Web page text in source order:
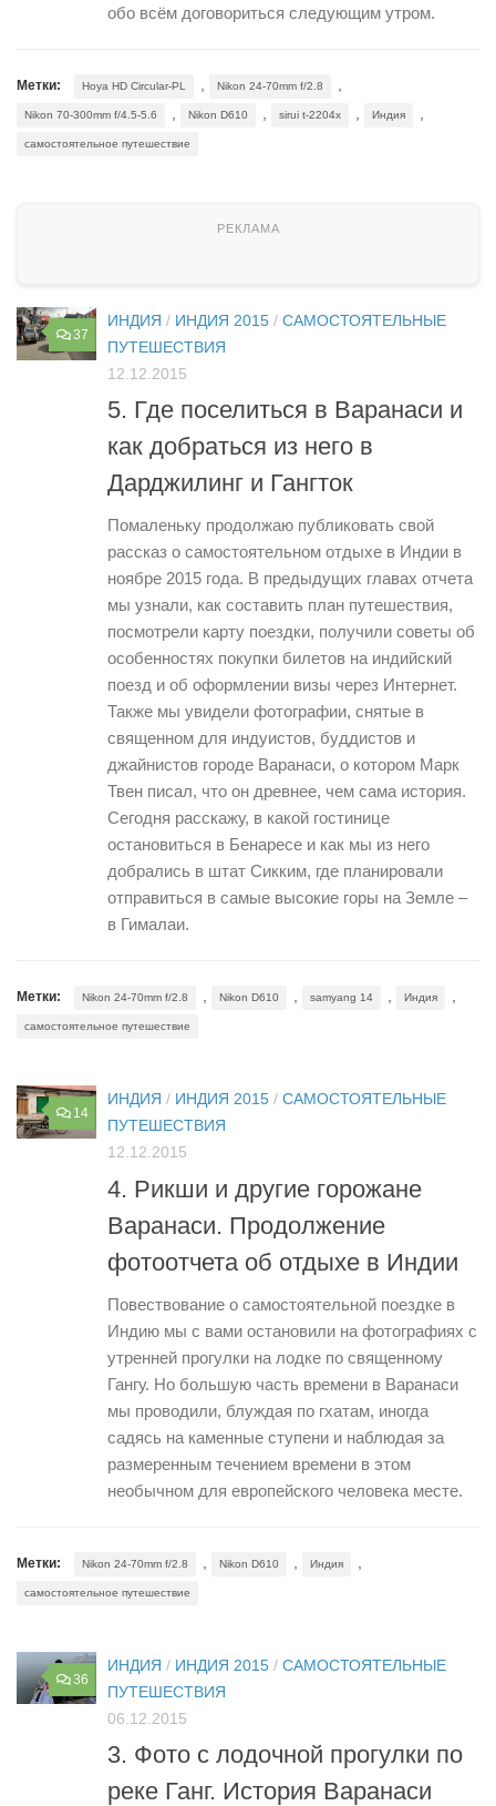
обо всём договориться следующим утром.
Метки: Hoya HD Circular-PL , Nikon 24-70mm f/2.8 ,
Nikon 70-300mm f/4.5-5.6 , Nikon D610 , sirui t-2204x , Индия ,
самостоятельное путешествие
37
ИНДИЯ / ИНДИЯ 2015 / САМОСТОЯТЕЛЬНЫЕ
ПУТЕШЕСТВИЯ
12.12.2015
5. Где поселиться в Варанаси и
как добраться из него в
Дарджилинг и Гангток
Помаленьку продолжаю публиковать свой
рассказ о самостоятельном отдыхе в Индии в
ноябре 2015 года. В предыдущих главах отчета
мы узнали, как составить план путешествия,
посмотрели карту поездки, получили советы об
особенностях покупки билетов на индийский
поезд и об оформлении визы через Интернет.
Также мы увидели фотографии, снятые в
священном для индуистов, буддистов и
джайнистов городе Варанаси, о котором Марк
Твен писал, что он древнее, чем сама история.
Сегодня расскажу, в какой гостинице
остановиться в Бенаресе и как мы из него
добрались в штат Сикким, где планировали
отправиться в самые высокие горы на Земле –
в Гималаи.
Метки: Nikon 24-70mm f/2.8 , Nikon D610 , samyang 14 , Индия ,
самостоятельное путешествие
14
ИНДИЯ / ИНДИЯ 2015 / САМОСТОЯТЕЛЬНЫЕ
ПУТЕШЕСТВИЯ
12.12.2015
4. Рикши и другие горожане
Варанаси. Продолжение
фотоотчета об отдыхе в Индии
Повествование о самостоятельной поездке в
Индию мы с вами остановили на фотографиях с
утренней прогулки на лодке по священному
Гангу. Но большую часть времени в Варанаси
мы проводили, блуждая по гхатам, иногда
садясь на каменные ступени и наблюдая за
размеренным течением времени в этом
необычном для европейского человека месте.
Метки: Nikon 24-70mm f/2.8 Nikon D610 Индия
самостоятельное путешествие
36
ИНДИЯ / ИНДИЯ 2015 / САМОСТОЯТЕЛЬНЫЕ
ПУТЕШЕСТВИЯ
06.12.2015
3. Фото с лодочной прогулки по
реке Ганг. История Варанаси